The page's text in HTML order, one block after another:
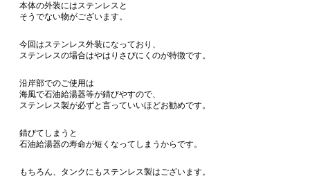
本体の外装にはステンレスと
そうでない物がございます。
今回はステンレス外装になっており、
ステンレスの場合はやはりさびにくのが特徴です。
沿岸部でのご使用は
海風で石油給湯器等が錆びやすので、
ステンレス製が必ずと言っていいほどお勧めです。
錆びてしまうと
石油給湯器の寿命が短くなってしまうからです。
もちろん、タンクにもステンレス製はございます。